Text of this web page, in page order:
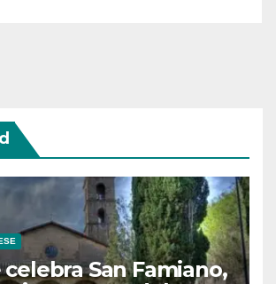
celebra San Famiano,